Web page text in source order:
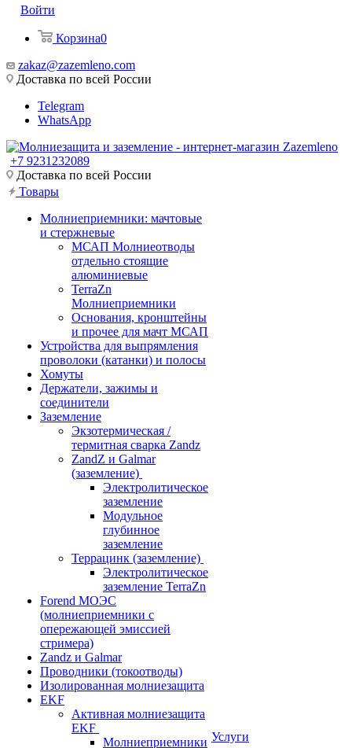
Войти
Корзина0
zakaz@zazemleno.com
Доставка по всей России
Telegram
WhatsApp
+7 9231232089
Доставка по всей России
Товары
Молниеприемники: мачтовые
и стержневые
МСАП Молниеотводы
отдельно стоящие
алюминиевые
TerraZn
Молниеприемники
Основания, кронштейны
и прочее для мачт МСАП
Устройства для выпрямления
проволоки (катанки) и полосы
Хомуты
Держатели, зажимы и
соединители
Заземление
Экзотермическая /
термитная сварка Zandz
ZandZ и Galmar
(заземление)
Электролитическое
заземление
Модульное
глубинное
заземление
Террацинк (заземление)
Электролитическое
заземление TerraZn
Forend МОЭС
(молниеприемники с
опережающей эмиссией
стримера)
Zandz и Galmar
Проводники (токоотводы)
Изолированная молниезащита
EKF
Активная молниезащита
EKF
Молниеприемники Услуги